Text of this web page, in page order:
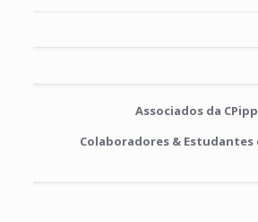
Associados da
Colaboradores & Estudantes